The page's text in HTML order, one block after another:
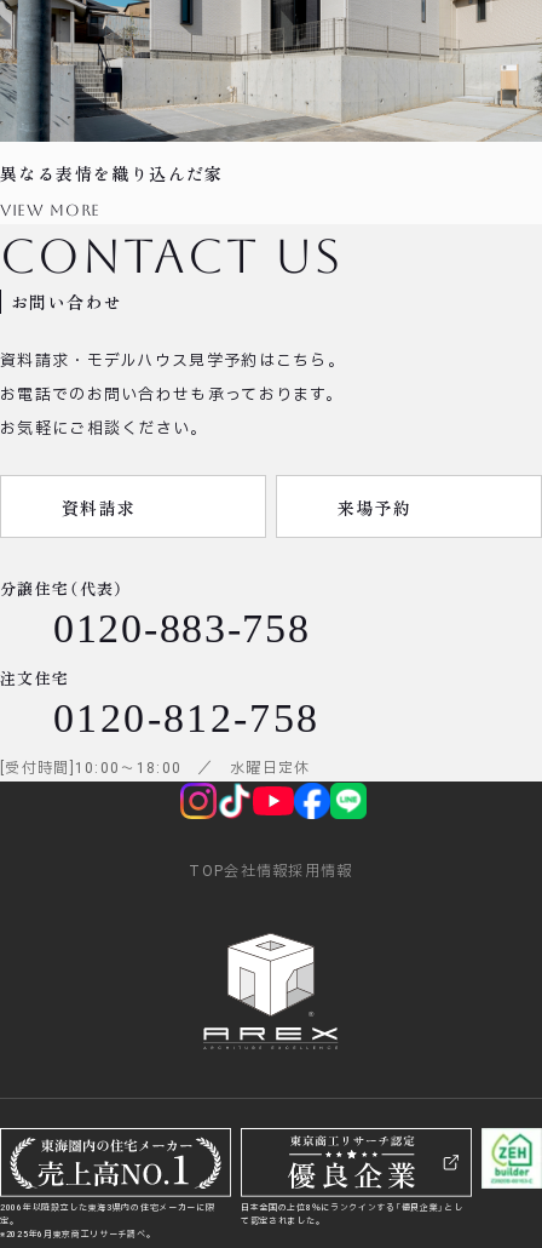
異なる表情を織り込んだ家
view more
お問い合わせ
contact us
資料請求・モデルハウス見学予約はこちら。
お電話でのお問い合わせも承っております。
お気軽にご相談ください。
資料請求 来場予約
分譲住宅（代表）
0120-883-758
注文住宅
0120-812-758
受付時間 10:00 ～ 18:00 ／ 水曜日定休
TOP会社情報採用情報
2006年以降設立した東海3県内の住宅メーカーに限
定。
※2025年6月東京商工リサーチ調べ。
日本全国の上位8％にランクインする「優良企業」とし
て認定されました。